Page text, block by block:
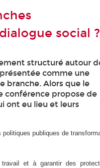
social ?
structuré autour
comme une
branche. Alors que le
conférence propose de
ont eu lieu et leurs
publiques de
et à garantir des